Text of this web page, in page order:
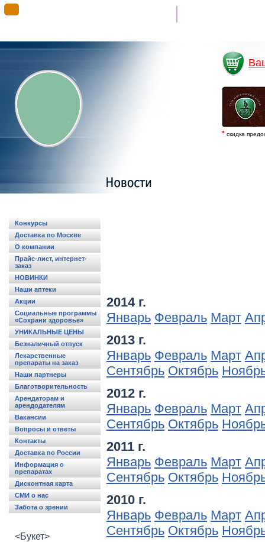
Конкурсы
Доставка по Москве
О компании
Прайс-лист, интернет-
заказ
НОВИНКИ
Наши аптеки
Акции
Социальные программы
«Сохрани здоровье»
УНИКАЛЬНЫЕ ЦЕНЫ
Безналичный отпуск
Лекарственные
препараты на заказ
Наши партнеры
Благотворительность
Арендаторам и
арендодателям
Вакансии
Вопросы и ответы
Контакты
Доставка по России
Информация о
препаратах
Дисконтная карта
СМИ о нас
Забота о зрении
<Букет>
* скидка
2014 г.
Январь Февраль Март
2013 г.
Январь Февраль Март
Сентябрь Октябрь
2012 г.
Январь Февраль Март
Сентябрь Октябрь
2011 г.
Январь Февраль Март
Сентябрь Октябрь
2010 г.
Январь Февраль Март
Сентябрь Октябрь